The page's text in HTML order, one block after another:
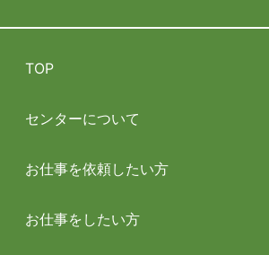
TOP
センターについて
お仕事を依頼したい方
お仕事をしたい方